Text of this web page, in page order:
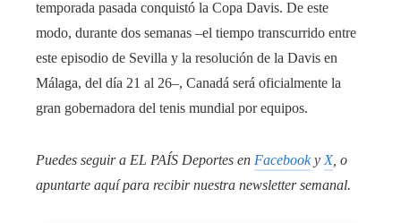
temporada pasada conquistó la Copa Davis. De este
modo, durante dos semanas –el tiempo transcurrido entre
este episodio de Sevilla y la resolución de la Davis en
Málaga, del día 21 al 26–, Canadá será oficialmente la
gran gobernadora del tenis mundial por equipos.
Puedes seguir a EL PAÍS Deportes en Facebooky X, o
apuntarte aquí para recibirnuestra newsletter semanal.